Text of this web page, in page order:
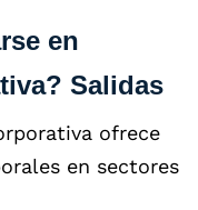
en
Salidas
ofrece
en sectores